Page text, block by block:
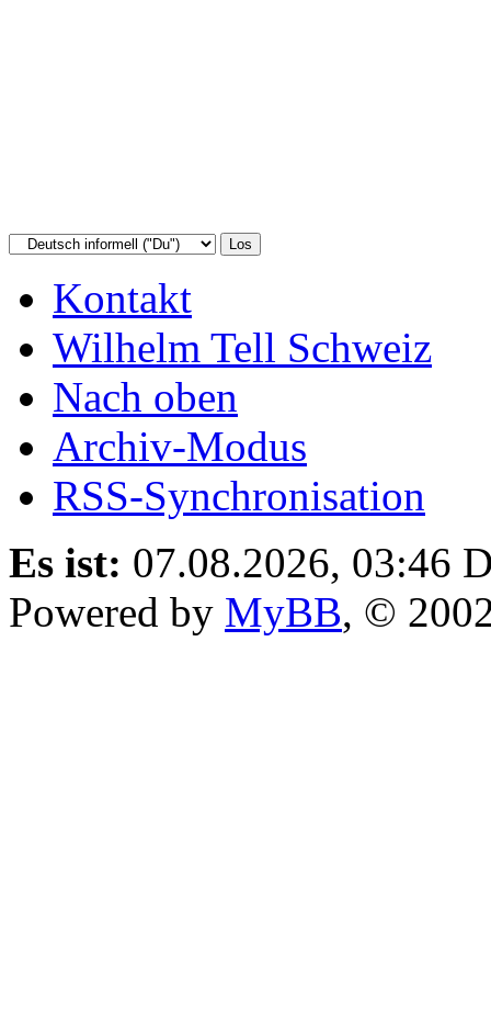
Kontakt
Wilhelm Tell Schweiz
Nach oben
Archiv-Modus
RSS-Synchronisation
Es ist: 07.08.2026, 03:46
Powered by MyBB, ©